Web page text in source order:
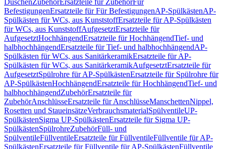
DuschenZubehörErsatzteile für ZubehörFür
BefestigungenErsatzteile für Für BefestigungenAP-SpülkästenAP-
Spülkästen für WCs, aus KunststoffErsatzteile für AP-Spülkästen
für WCs, aus KunststoffAufgesetztErsatzteile für
AufgesetztHochhängendErsatzteile für HochhängendTief- und
halbhochhängendErsatzteile für Tief- und halbhochhängendAP-
Spülkästen für WCs, aus SanitärkeramikErsatzteile für AP-
Spülkästen für WCs, aus SanitärkeramikAufgesetztErsatzteile für
AufgesetztSpülrohre für AP-SpülkästenErsatzteile für Spülrohre für
AP-SpülkästenHochhängendErsatzteile für HochhängendTief- und
halbhochhängendZubehörErsatzteile für
ZubehörAnschlüsseErsatzteile für AnschlüsseManschettenNippel,
Rosetten und StaueinsätzeVerbrauchsmaterialSpülventileUP-
SpülkästenSigma UP-SpülkästenErsatzteile für Sigma UP-
SpülkästenSpülrohreZubehörFüll- und
SpülventileFüllventileErsatzteile für FüllventileFüllventile für AP-
SpülkästenErsatzteile für Füllventile für AP-SpülkästenFüllventile